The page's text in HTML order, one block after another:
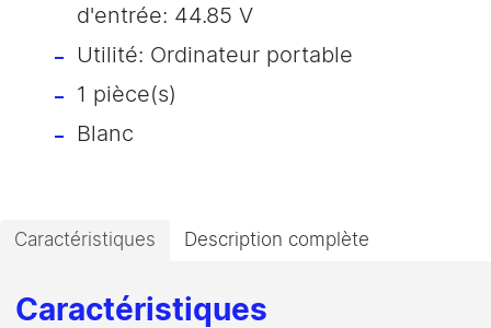
d'entrée: 44.85 V
Utilité: Ordinateur portable
1 pièce(s)
Blanc
Caractéristiques Description complète
Caractéristiques